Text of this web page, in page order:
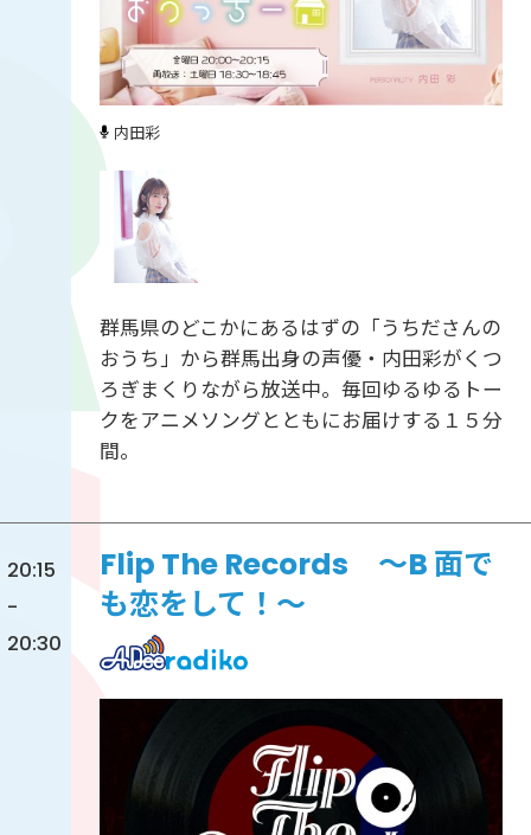
内田彩
群馬県のどこかにあるはずの「うちださんの
おうち」から群馬出身の声優・内田彩がくつ
ろぎまくりながら放送中。毎回ゆるゆるトー
クをアニメソングとともにお届けする１５分
間。
20:15
-
20:30
Flip The Records ～B 面で
も恋をして！～